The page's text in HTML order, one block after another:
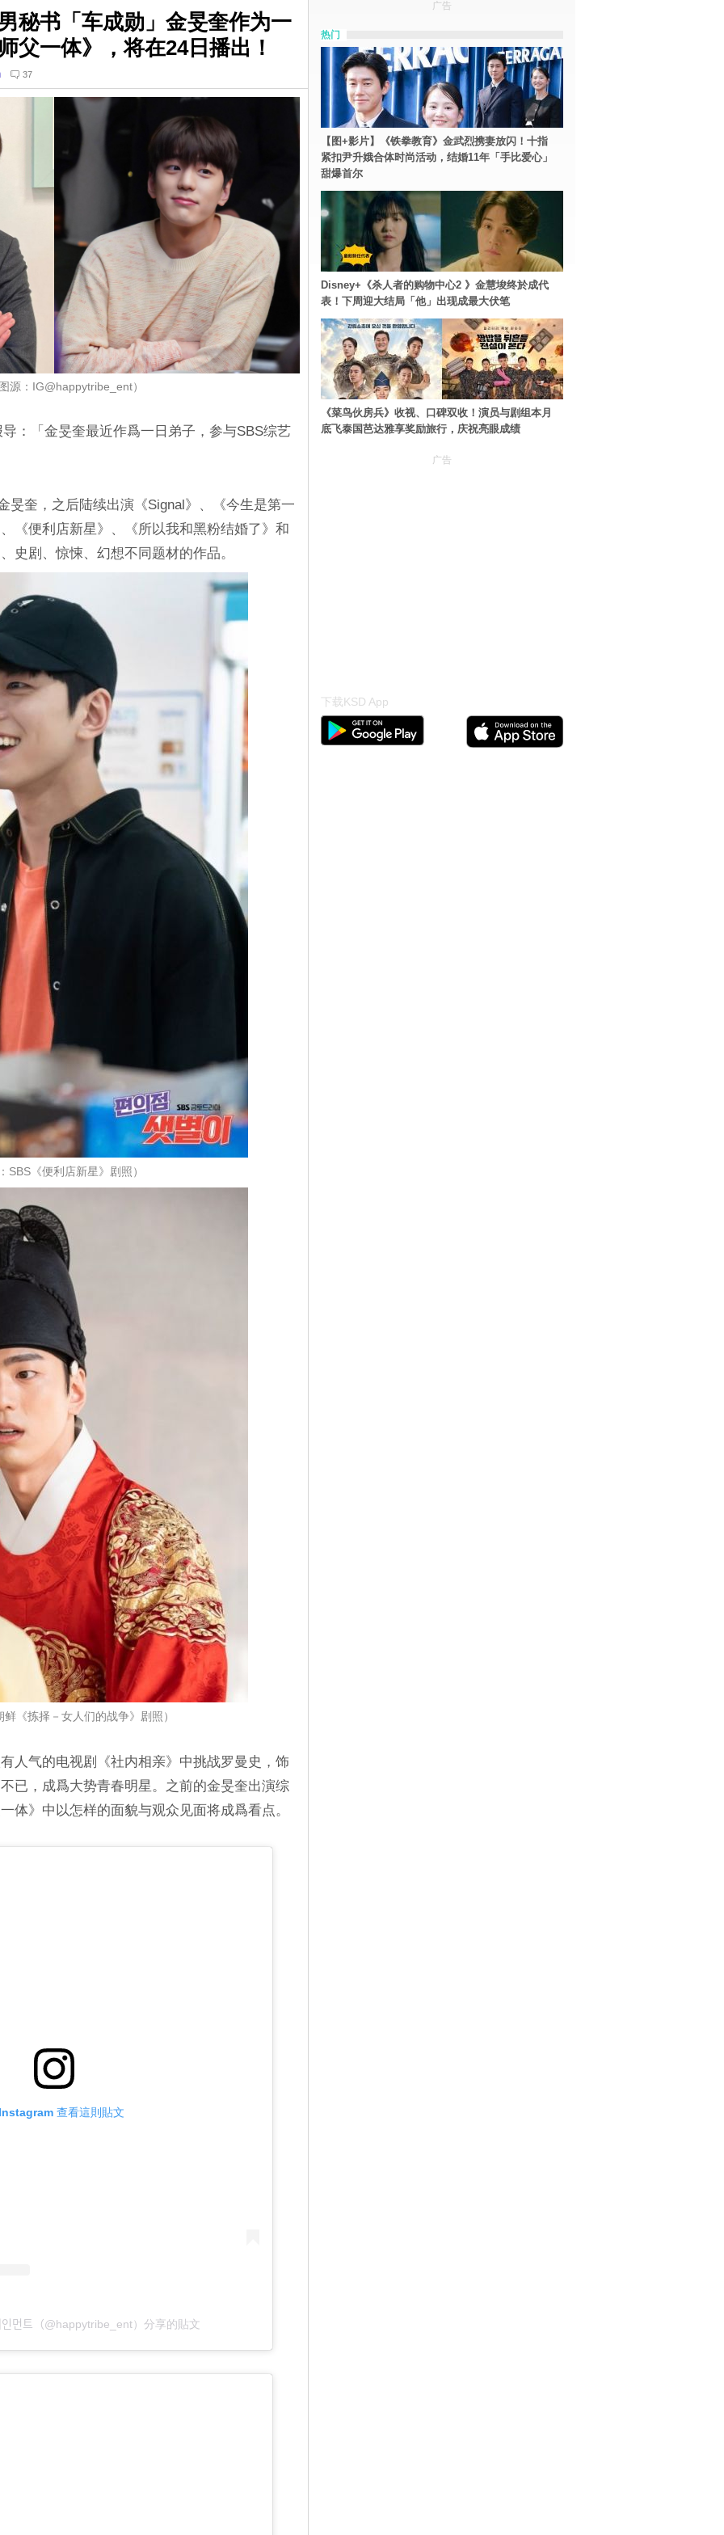
秘书「车成勋」金旻奎作为一
父一体》，将在24日播出！
37
源：IG@happytribe_ent）
：「金旻奎最近作爲一日弟子，参与SBS综艺
旻奎，之后陆续出演《Signal》、《今生是第一
《便利店新星》、《所以我和黑粉结婚了》和
史剧、惊悚、幻想不同题材的作品。
SBS《便利店新星》剧照）
《拣择－女人们的战争》剧照）
人气的电视剧《社内相亲》中挑战罗曼史，饰
已，成爲大势青春明星。之前的金旻奎出演综
体》中以怎样的面貌与观众见面将成爲看点。
查看這則貼文
（@happytribe_ent）分享的貼文
广告
热门
【图+影片】《铁拳教育》金武烈携妻放闪！十指
紧扣尹升娥合体时尚活动，结婚11年「手比爱心」
甜爆首尔
Disney+《杀人者的购物中心2 》金慧埈终於成代
表！下周迎大结局「他」出现成最大伏笔
《菜鸟伙房兵》收视、口碑双收！演员与剧组本月
底飞泰国芭达雅享奖励旅行，庆祝亮眼成绩
广告
下载KSD App